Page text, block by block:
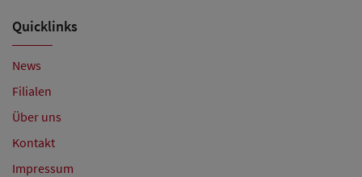
Quicklinks
News
Filialen
Über uns
Kontakt
Impressum